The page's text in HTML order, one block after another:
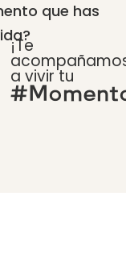
que has
¡Te
a vivir tu